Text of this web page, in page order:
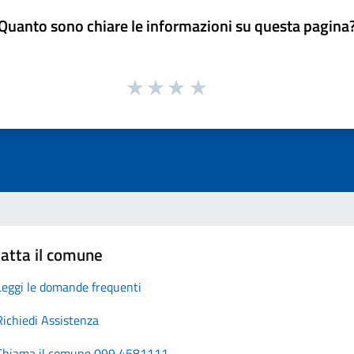
sono chiare le informazioni su questa
il comune
le domande frequenti
Assistenza